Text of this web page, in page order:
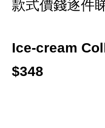
款式價錢逐件
Ice-cream
$348